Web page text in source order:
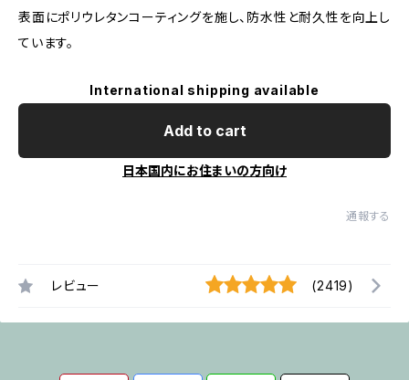
表面にポリウレタンコーティングを施し、防水性と耐久性を向上し
ています。
International shipping available
Add to cart
日本国内にお住まいの方向け
通報する
レビュー (2419)